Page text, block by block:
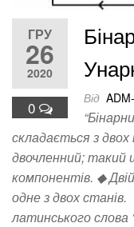
ГРУ
26
2020
0 Від
складається з
двочленний; такий
компонентів. ◆
одне з двох
латинського слова